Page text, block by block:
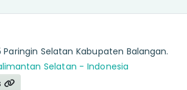
Paringin Selatan Kabupaten Balangan.
Selatan - Indonesia